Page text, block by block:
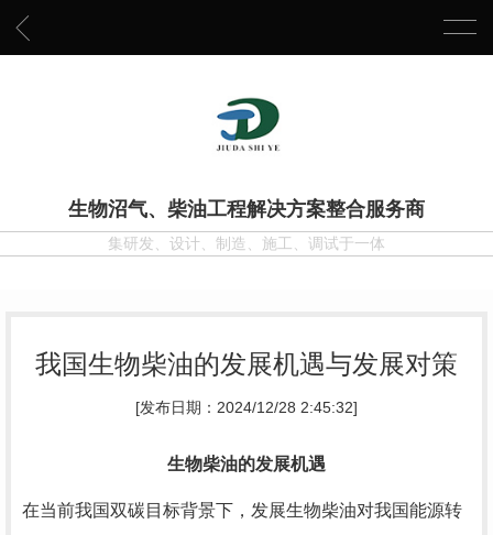
生物沼气、柴油工程解决方案整合服务商
集研发、设计、制造、施工、调试于一体
我国生物柴油的发展机遇与发展对策
[发布日期：2024/12/28 2:45:32]
生物柴油的发展机遇
在当前我国双碳目标背景下，发展生物柴油对我国能源转